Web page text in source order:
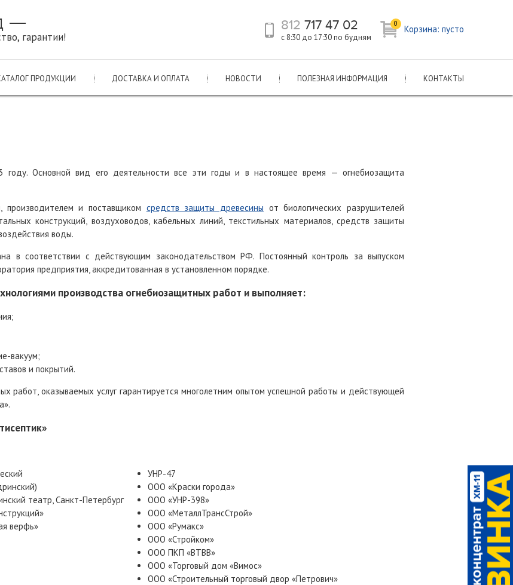
—
гарантии!
0 Корзина: пусто
812 717 47 02
с 8:30 до 17:30 по будням
ПРОДУКЦИИ ДОСТАВКА И ОПЛАТА НОВОСТИ ПОЛЕЗНАЯ ИНФОРМАЦИЯ КОНТАКТЫ
году. Основной вид его деятельности все эти годы и в настоящее время — огнебиозащита
производителем и поставщиком средств защиты древесины от биологических разрушителей
конструкций, воздуховодов, кабельных линий, текстильных материалов, средств защиты
воды.
в соответствии с действующим законодательством РФ. Постоянный контроль за выпуском
предприятия, аккредитованная в установленном порядке.
производства огнебиозащитных работ и выполняет:
вакуум;
и покрытий.
работ, оказываемых услуг гарантируется многолетним опытом успешной работы и действующей
театр, Санкт-Петербург
верфь»
УНР-47
ООО «Краски города»
ООО «УНР-398»
ООО «МеталлТрансСтрой»
ООО «Румакс»
ООО «Стройком»
ООО ПКП «ВТВВ»
ООО «Торговый дом «Вимос»
ООО «Строительный торговый двор «Петрович»